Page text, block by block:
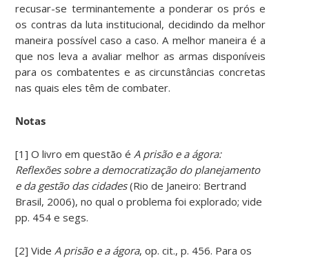
recusar-se terminantemente a ponderar os prós e
os contras da luta institucional, decidindo da melhor
maneira possível caso a caso. A melhor maneira é a
que nos leva a avaliar melhor as armas disponíveis
para os combatentes e as circunstâncias concretas
nas quais eles têm de combater.
Notas
[1] O livro em questão é A prisão e a ágora:
Reflexões sobre a democratização do planejamento
e da gestão das cidades(Rio de Janeiro: Bertrand
Brasil, 2006), no qual o problema foi explorado; vide
pp. 454 e segs.
[2] Vide A prisão e a ágora, op. cit., p. 456. Para os